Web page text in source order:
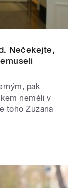
Nečekejte,
pak
neměli v
toho Zuzana